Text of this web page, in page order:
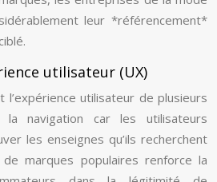
leur *référencement*
utilisateur (UX)
l’expérience utilisateur de plusieurs
la navigation car les utilisateurs
les enseignes qu’ils recherchent
marques populaires renforce la